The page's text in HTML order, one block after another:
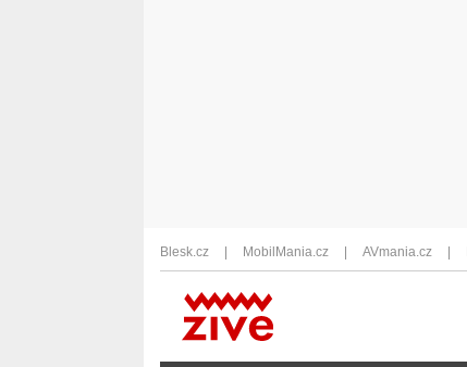
Blesk.cz MobilMania.cz AVmania.cz